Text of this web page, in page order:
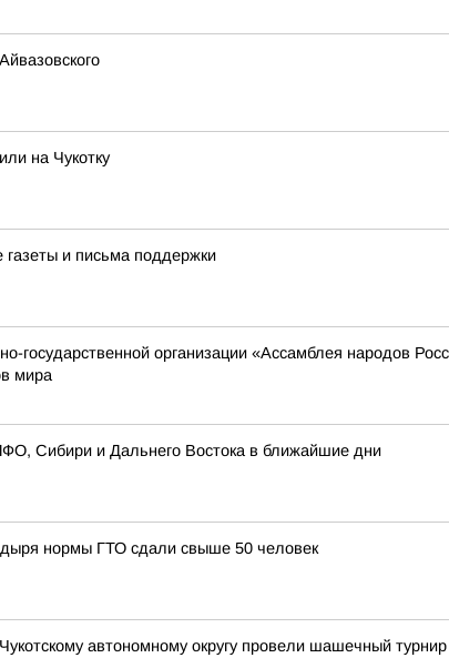
на Чукотку
и письма поддержки
организации «Ассамблея народов
мира
Сибири и Дальнего Востока в ближайшие дни
нормы ГТО сдали свыше 50 человек
автономному округу провели шашечный